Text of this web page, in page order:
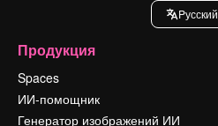
Pусский
Продукция
Spaces
ИИ-помощник
Генератор изображений ИИ